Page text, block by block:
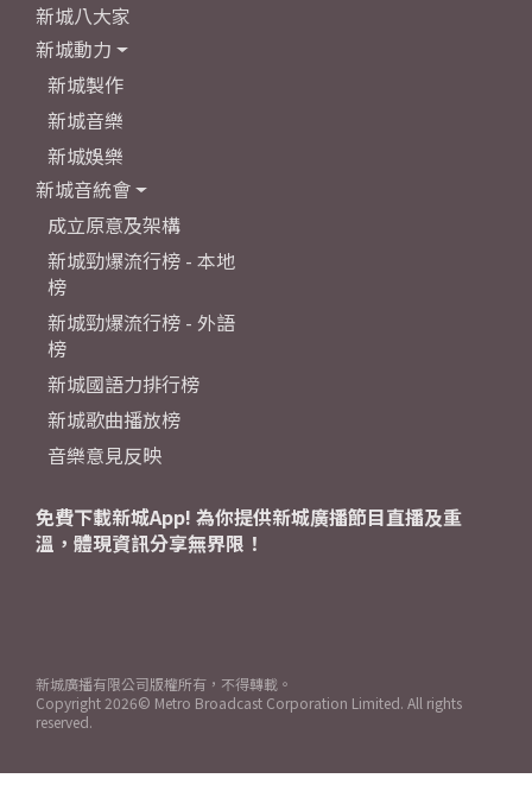
新城八大家
新城動力
新城製作
新城音樂
新城娛樂
新城音統會
成立原意及架構
新城勁爆流行榜 - 本地
榜
新城勁爆流行榜 - 外語
榜
新城國語力排行榜
新城歌曲播放榜
音樂意見反映
免費下載新城App! 為你提供新城廣播節目直播及重
溫，體現資訊分享無界限！
新城廣播有限公司版權所有，不得轉載。
Copyright 2026© Metro Broadcast Corporation Limited. All rights
reserved.